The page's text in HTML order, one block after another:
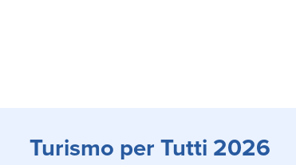
Turismo per Tutti 2026